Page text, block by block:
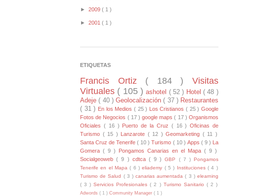
► 2009 ( 1 )
► 2001 ( 1 )
ETIQUETAS
Francis Ortiz ( 184 )Visitas
Virtuales ( 105 )ashotel ( 52 ) Hotel ( 48 )
Adeje ( 40 ) Geolocalización ( 37 ) Restaurantes
( 31 ) En los Medios ( 25 ) Los Cristianos( 25 )Google
Fotos de Negocios ( 17 )google maps( 17 )Organismos
Oficiales ( 16 ) Puerto de la Cruz ( 16 )Oficinas de
Turismo ( 15 ) Lanzarote ( 12 ) Geomarketing ( 11 )
Santa Cruz de Tenerife( 10 )Turismo ( 10 ) Apps ( 9 ) La
Gomera ( 9 ) Pongamos Canarias en el Mapa ( 9 )
Socialgeoweb( 9 ) cdtca ( 9 )GBP ( 7 )Pongamos
Tenerife en el Mapa( 6 )eliademy ( 5 ) Instituciones( 4 )
Turismo de Salud ( 3 )canarias aumentada( 3 )elearning
( 3 )Servicios Profesionales( 2 ) Turismo Sanitario ( 2 )
Adwords ( 1 ) Community Manager ( 1 )